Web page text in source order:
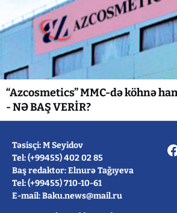
“Azcosmetics” MMC-də köhnə
- NƏ BAŞ VERİR?
Təsisçi: M Seyidov
Tel: (+99455) 402 02 85
Baş redaktor: Elnurə Tağıyeva
Tel: (+99455) 710-10-61
E-mail: Baku.news@mail.ru